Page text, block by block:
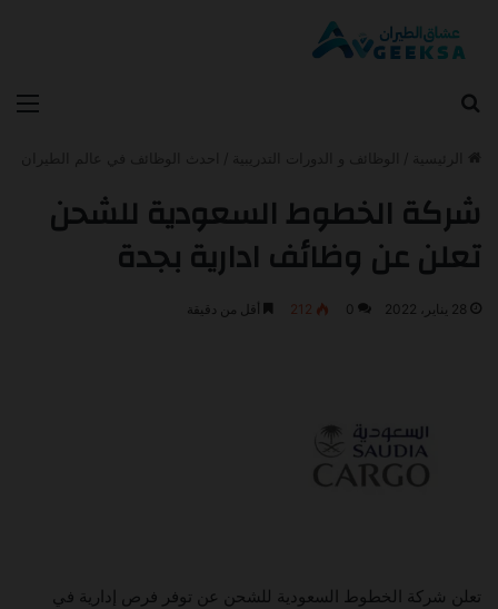
شركة الخطوط السعودية للشحن
تعلن عن وظائف ادارية بجدة
28 يناير، 2022 0
212 أقل من دقيقة
تعلن شركة الخطوط السعودية للشحن عن توفر فرص إدارية في